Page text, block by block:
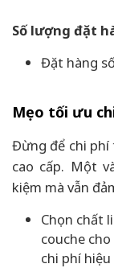
Số lượng đặt
Đặt hàng
Mẹo tối ưu
Đừng để chi phí
cao cấp. Một
kiệm mà vẫn
Chọn chất
couche
chi phí hiệu